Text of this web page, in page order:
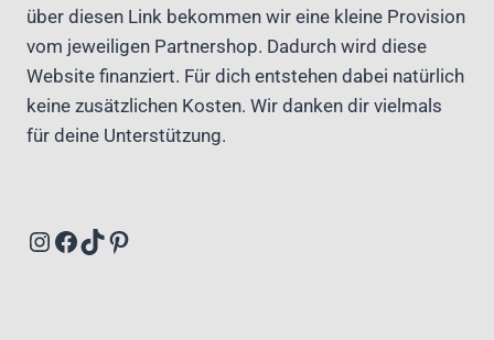
über diesen Link bekommen wir eine kleine Provision
vom jeweiligen Partnershop. Dadurch wird diese
Website finanziert. Für dich entstehen dabei natürlich
keine zusätzlichen Kosten. Wir danken dir vielmals
für deine Unterstützung.
Instagram
Facebook
TikTokPinterest